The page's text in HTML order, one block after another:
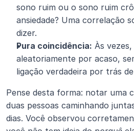
sono ruim ou o sono ruim
ansiedade? Uma correlação
dizer.
Pura coincidência: Às
aleatoriamente por acaso,
ligação verdadeira por trás
Pense desta forma: notar uma
duas pessoas caminhando
dias. Você observou